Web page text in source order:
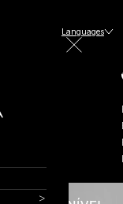
Languages